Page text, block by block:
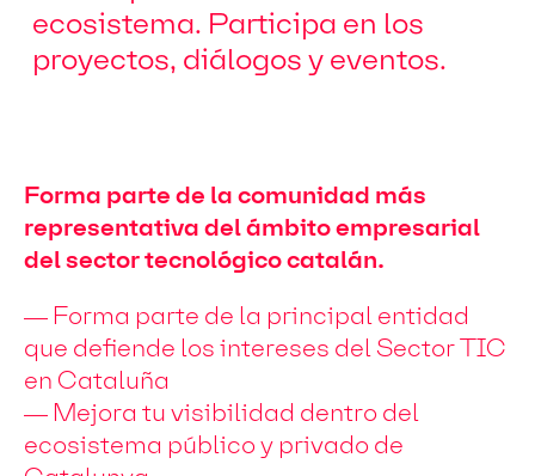
ecosistema. Participa en los
proyectos, diálogos y eventos.
Forma parte de la comunidad más
representativa del ámbito empresarial
del sector tecnológico catalán.
— Forma parte de la principal entidad
que defiende los intereses del Sector TIC
en Cataluña
— Mejora tu visibilidad dentro del
ecosistema público y privado de